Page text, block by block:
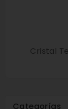
Cristal
Categorías